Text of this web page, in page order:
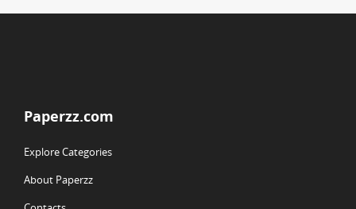
Paperzz.com
Explore Categories
About Paperzz